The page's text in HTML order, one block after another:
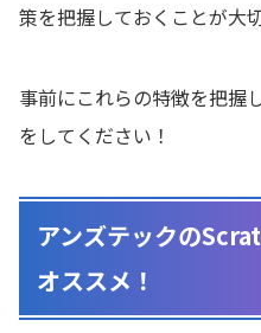
策を把握しておくことが大切
事前にこれらの特徴を把握
をしてください！
アンズテックの
オススメ！